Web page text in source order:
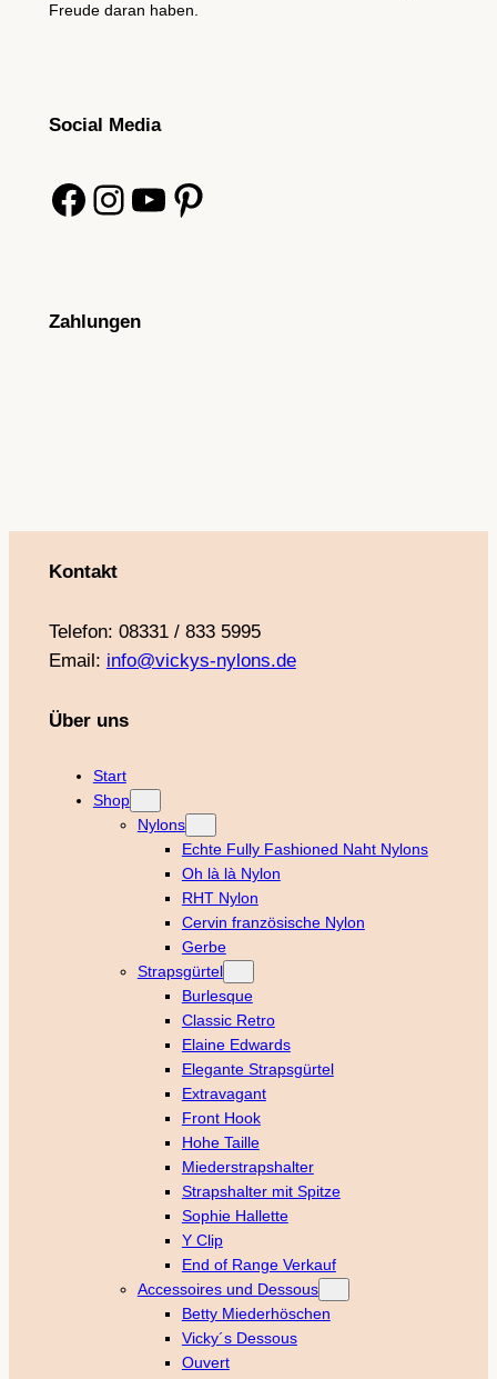
Freude daran haben.
Social Media
Facebook Instagram YouTube Pinterest
Zahlungen
Kontakt
Telefon: 08331 / 833 5995
Email: info@vickys-nylons.de
Über uns
Start
Shop
Nylons
Echte Fully Fashioned Naht Nylons
Oh là là Nylon
RHT Nylon
Cervin französische Nylon
Gerbe
Strapsgürtel
Burlesque
Classic Retro
Elaine Edwards
Elegante Strapsgürtel
Extravagant
Front Hook
Hohe Taille
Miederstrapshalter
Strapshalter mit Spitze
Sophie Hallette
Y Clip
End of Range Verkauf
Accessoires und Dessous
Betty Miederhöschen
Vicky´s Dessous
Ouvert